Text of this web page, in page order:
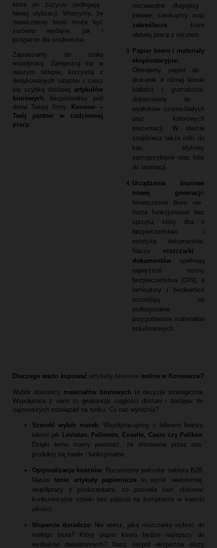
które po zużyciu podlegają
łatwej utylizacji.
Wierzymy,
że
nowoczesne biuro może być
zarówno wydajne,
jak i
przyjazne dla środowiska.
Zapraszamy do stałej
współpracy.
Zarejestruj się w
naszym sklepie,
korzystaj z
dedykowanych rabatów i ciesz
się szybką dostawą artykułów
biurowych bezpośrednio pod
drzwi Twojej firmy.
Koneser –
Twój partner w codziennej
pracy.
niezawodne długopisy
żelowe,
cienkopisy oraz
zakreślacze
które
ułatwią pracę z tekstem.
Papier ksero i materiały
eksploatacyjne:
Oferujemy papier do
drukarek o różnej klasie
białości i gramaturze,
dopasowany do
wydruków czarno-białych
oraz kolorowych
prezentacji.
W ofercie
znajdziesz także rolki do
kas,
etykiety
samoprzylepne oraz folie
do laminacji.
Urządzenia biurowe
nowej generacji:
Nowoczesne biuro nie
może funkcjonować bez
sprzętu,
który dba o
bezpieczeństwo i
estetykę dokumentów.
Nasze niszczarki
dokumentów spełniają
najwyższe normy
bezpieczeństwa (DIN),
a
laminatory i bindownice
pozwalają na
profesjonalne
przygotowanie materiałów
szkoleniowych.
Dlaczego warto kupować artykuły biurowe online w Koneserze?
Wybór dostawcy materiałów biurowych to decyzja strategiczna.
Współpraca z nami to gwarancja ciągłości dostaw i dostępu do
najnowszych rozwiązań na rynku.
Co nas wyróżnia?
Szeroki wybór marek: Współpracujemy z liderami branży,
takimi jak Leviatan, Fellowes, Esselte, Casio czy Pelikan
Dzięki temu mamy pewność,
że oferowane przez nas
produkty są trwałe i funkcjonalne.
Optymalizacja kosztów: Rozumiemy potrzeby sektora B2B.
Naszetanie artykuły papierniczeto wynik wieloletniej
współpracy z producentami,
co pozwala nam oferować
konkurencyjne stawki bez pójścia na kompromis w kwestii
jakości.
Wsparcie doradcze: Nie wiesz,
jaką niszczarkę wybrać do
małego biura?Który papier ksero będzie najlepszy do
wydruków dwustronnych?Nasz zespół ekspertów służy